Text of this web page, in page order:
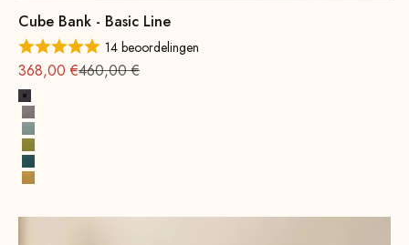
Cube Bank - Basic Line
14 beoordelingen
Aanbieding vanaf
368,00 €Normale
460,00 €
Donkergrijs
Grijs
Watergroen
Mosterdgroen
Petrol
Geel